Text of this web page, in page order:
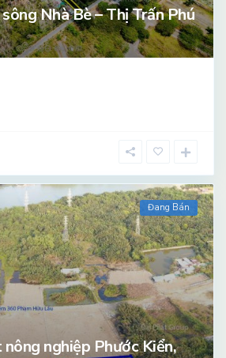
Nhà Bè – Thị Trấn Phú
Đang Bán
nghiệp Phước Kiển,